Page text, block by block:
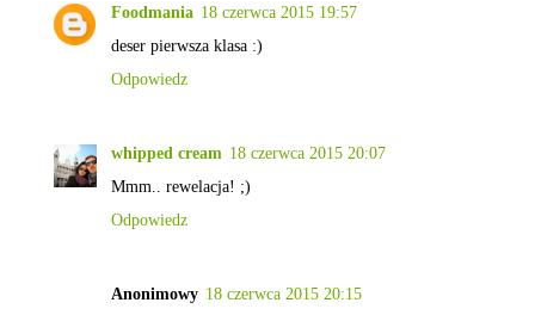
Foodmania 18 czerwca 2015 19:57
deser pierwsza klasa :)
Odpowiedz
whipped cream 18 czerwca 2015 20:07
Mmm.. rewelacja! ;)
Odpowiedz
Anonimowy 18 czerwca 2015 20:15